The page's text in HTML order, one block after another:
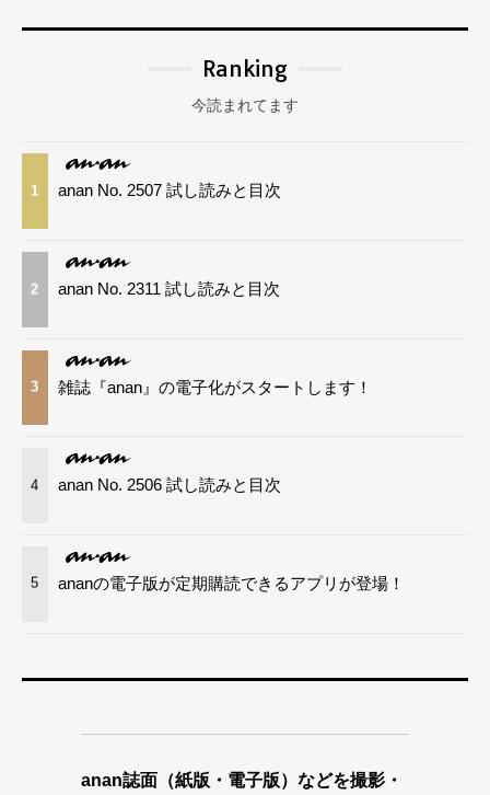
Ranking
今読まれてます
1 anan No. 2507 試し読みと目次
2 anan No. 2311 試し読みと目次
3 雑誌『anan』の電子化がスタートします！
4 anan No. 2506 試し読みと目次
5 ananの電子版が定期購読できるアプリが登場！
anan誌面（紙版・電子版）などを撮影・